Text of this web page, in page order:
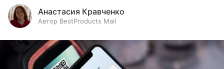
Анастасия Кравченко
Автор BestProducts Mail